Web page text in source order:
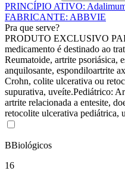
PRINCÍPIO ATIVO:
FABRICANTE: ABBVIE
Pra que serve?
PRODUTO EXCLUSIVO
medicamento é destinado ao
Reumatoide, artrite psoriásica,
anquilosante, espondiloartrite
Crohn, colite ulcerativa ou
supurativa, uveíte.Pediátrico:
artrite relacionada a entesite,
retocolite ulcerativa pediátrica,
BBiológicos
16